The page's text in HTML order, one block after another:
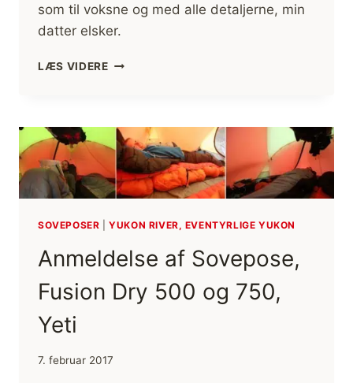
som til voksne og med alle detaljerne, min
datter elsker.
LÆS VIDEREANMELDELSE
FRA
YETI
SOVEPOSER |YUKON RIVER, EVENTYRLIGE YUKON
Anmeldelse af Sovepose,
Fusion Dry 500 og 750,
Yeti
7. februar 2017